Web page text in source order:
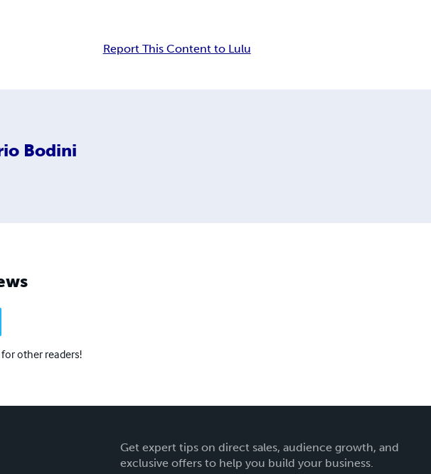
Report This Content to Lulu
Bodini
other readers!
Get expert tips on direct sales, audience growth, and
exclusive offers to help you build your business.